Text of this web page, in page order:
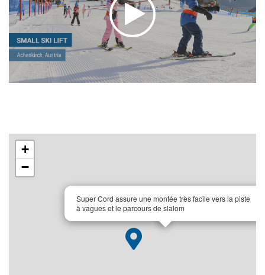
Super Cord assure une montée très facile vers la piste
à vagues et le parcours de slalom
+
−